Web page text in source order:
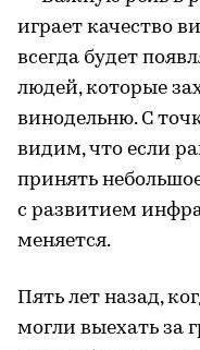
играет качество
всегда будет
людей, которые
винодельню. С
видим, что если
принять
с развитием
меняется.
Пять лет назад,
могли выехать за